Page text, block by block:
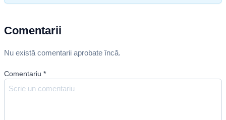
Comentarii
Nu există comentarii aprobate încă.
Comentariu *